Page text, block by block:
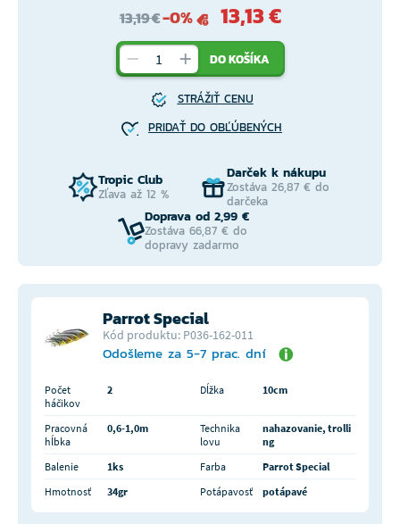
13,19 €-0% 13,13 €
DO KOŠÍKA
STRÁŽIŤ CENU
PRIDAŤ DO OBĽÚBENÝCH
Tropic Club
Zľava až 12 %
Darček k nákupu
Zostáva 26,87 € do
darčeka
Doprava od 2,99 €
Zostáva 66,87 € do
dopravy zadarmo
Parrot Special
Kód produktu: P036-162-011
Odošleme za 5-7 prac. dní
Počet
háčikov
2 Dĺžka 10cm
Pracovná
hĺbka
0,6-1,0m
Technika
lovu
nahazovanie, trolli
ng
Balenie
1ks Farba
Parrot Special
Hmotnosť
34gr Potápavosť potápavé